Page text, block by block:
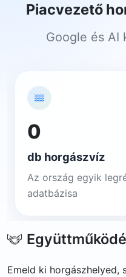
Piacvezető
Google és AI
0
db horgászvíz
Az ország egyik
adatbázisa
Emeld ki